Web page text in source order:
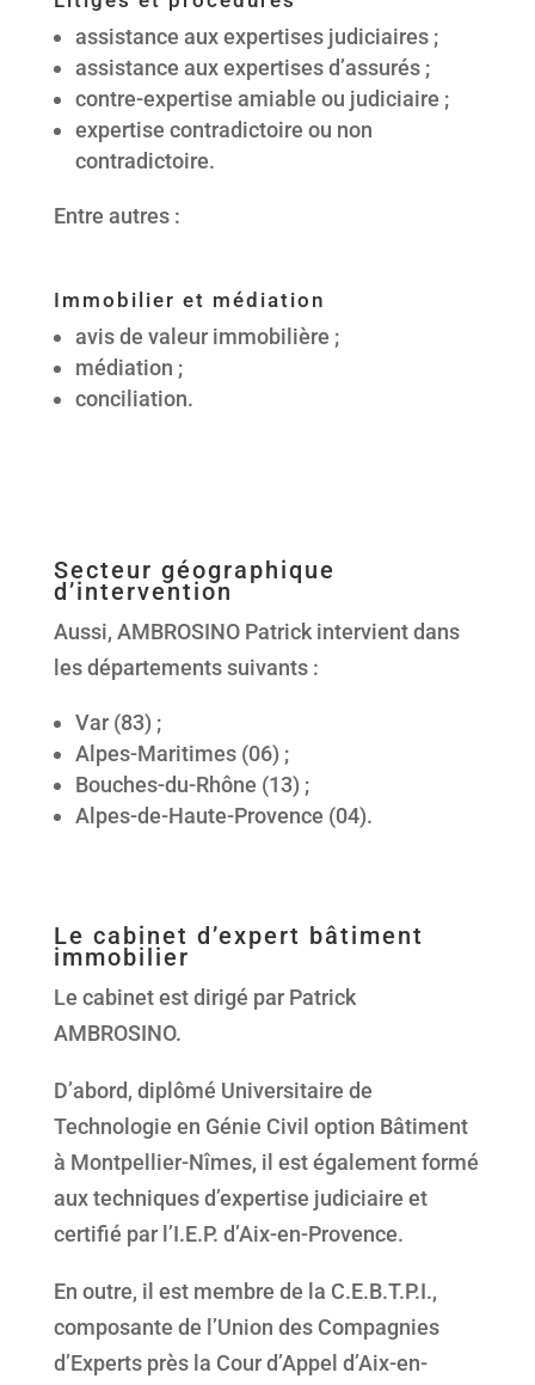
assistance aux expertises judiciaires ;
assistance aux expertises d’assurés ;
contre-expertise amiable ou judiciaire ;
expertise contradictoire ou non
contradictoire.
Entre autres :
Immobilier et médiation
avis de valeur immobilière ;
médiation ;
conciliation.
Secteur géographique
d’intervention
Aussi, AMBROSINO Patrick intervient dans
les départements suivants :
Var (83) ;
Alpes-Maritimes (06) ;
Bouches-du-Rhône (13) ;
Alpes-de-Haute-Provence (04).
Le cabinet d’expert bâtiment
immobilier
Le cabinet est dirigé par Patrick
AMBROSINO.
D’abord, diplômé Universitaire de
Technologie en Génie Civil option Bâtiment
à Montpellier-Nîmes, il est également formé
aux techniques d’expertise judiciaire et
certifié par l’I.E.P. d’Aix-en-Provence.
En outre, il est membre de la C.E.B.T.P.I.,
composante de l’Union des Compagnies
d’Experts près la Cour d’Appel d’Aix-en-